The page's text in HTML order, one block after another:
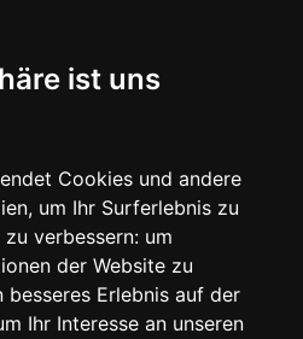
ist uns
Cookies und andere
um Ihr Surferlebnis zu
verbessern: um
der Website zu
besseres Erlebnis auf der
Ihr Interesse an unseren